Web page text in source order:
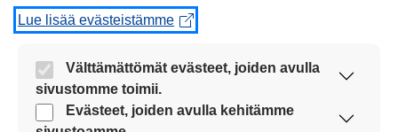
Jos
Lue lisää evästeistämme
Välttämättömät evästeet, joiden avulla
sivustomme toimii.
Nämä evästeet ovat aina käytössä, jotta
sivustoamme voi käyttää sujuvasti ja turvallisesti.
Evästeet, joiden avulla kehitämme